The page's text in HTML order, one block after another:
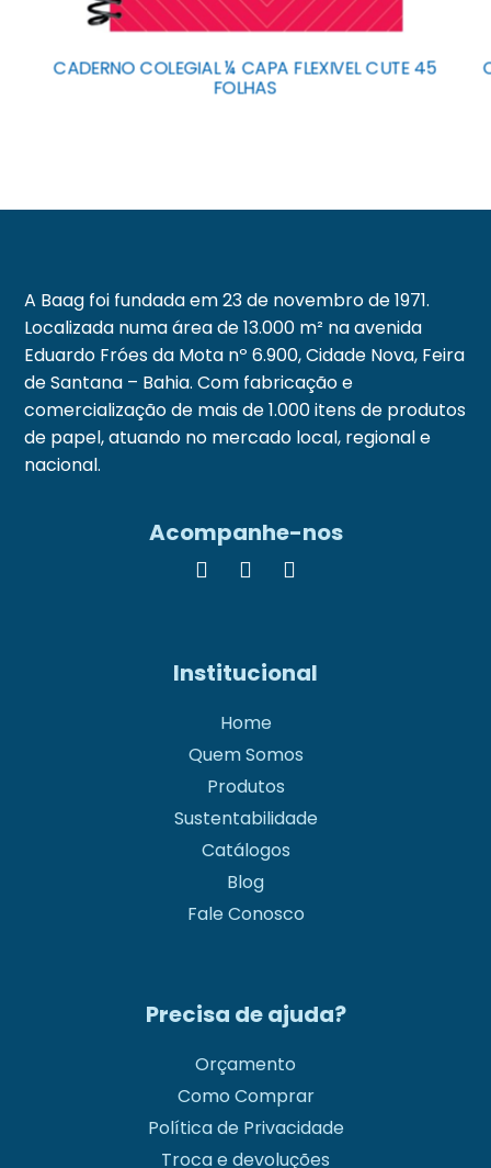
CADERNO COLEGIAL ¼ CAPA FLEXIVEL CUTE 45
FOLHAS
A Baag foi fundada em 23 de novembro de 1971.
Localizada numa área de 13.000 m² na avenida
Eduardo Fróes da Mota nº 6.900, Cidade Nova, Feira
de Santana – Bahia. Com fabricação e
comercialização de mais de 1.000 itens de produtos
de papel, atuando no mercado local, regional e
nacional.
Acompanhe-nos
Institucional
Home
Quem Somos
Produtos
Sustentabilidade
Catálogos
Blog
Fale Conosco
Precisa de ajuda?
Orçamento
Como Comprar
Política de Privacidade
Troca e devoluções